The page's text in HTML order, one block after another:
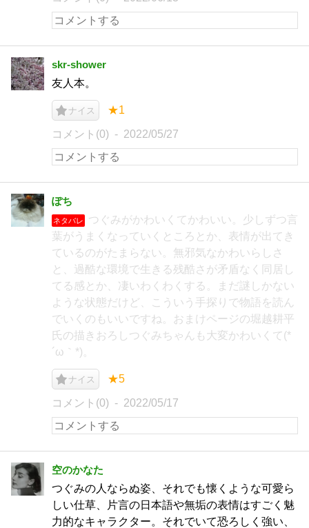
skr-shower
友人本。
ナイス ★1
コメント(0) 2022/05/27
ぽち
ネタバレ
つぐみがかわいくてかわいい。少しずつ言
葉がうまくなっていくところとか、表情が出てき
ているのがたまらない。無邪気なかわいらしさ
と、過酷な環境で生きる残酷さが矛盾なく同居し
てる感とか、凄いわくわくする。まだ謎しかない
ような状態だけど、こういう手探りで物語を読ん
でいくのもいいですね。おまけページの堀越耕平
氏の描きおろしつぐみちゃんも大変かわいくて(*
´ω｀*)。
ナイス ★5
コメント(0) 2022/05/17
空のかなた
つぐみの人ならぬ姿、それでも懐くような可愛ら
しい仕草、片言の日本語や無垢の表情はすごく魅
力的なキャラクター。それでいて恐ろしく強い、